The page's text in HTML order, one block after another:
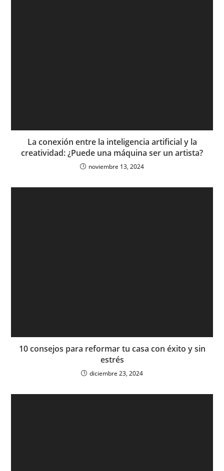
La conexión entre la inteligencia artificial y la
creatividad: ¿Puede una máquina ser un artista?
noviembre 13, 2024
10 consejos para reformar tu casa con éxito y sin
estrés
diciembre 23, 2024